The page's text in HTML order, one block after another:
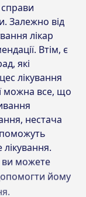
Залежно від
лікар
Втім, є
які
лікування
можна все, що
нестача
можете
йому